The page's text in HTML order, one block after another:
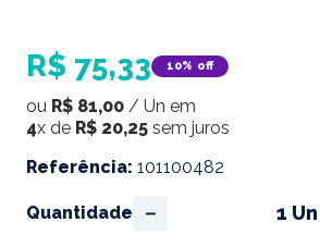
R$ 75,33 10% off
ou R$ 81,00 / Un em
4x de R$ 20,25 sem juros
Referência: 101100482
Quantidade －